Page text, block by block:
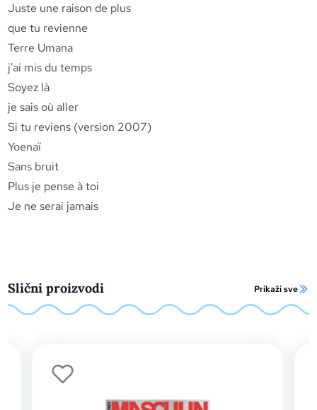
Juste une raison de plus
que tu revienne
Terre Umana
j'ai mis du temps
Soyez là
je sais où aller
Si tu reviens (version 2007)
Yoenaï
Sans bruit
Plus je pense à toi
Je ne serai jamais
Slični proizvodi Prikaži sve